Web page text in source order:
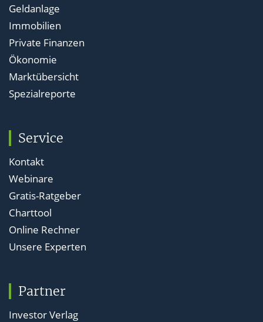
Geldanlage
Immobilien
Private Finanzen
Ökonomie
Marktübersicht
Spezialreporte
Service
Kontakt
Webinare
Gratis-Ratgeber
Charttool
Online Rechner
Unsere Experten
Partner
Investor Verlag